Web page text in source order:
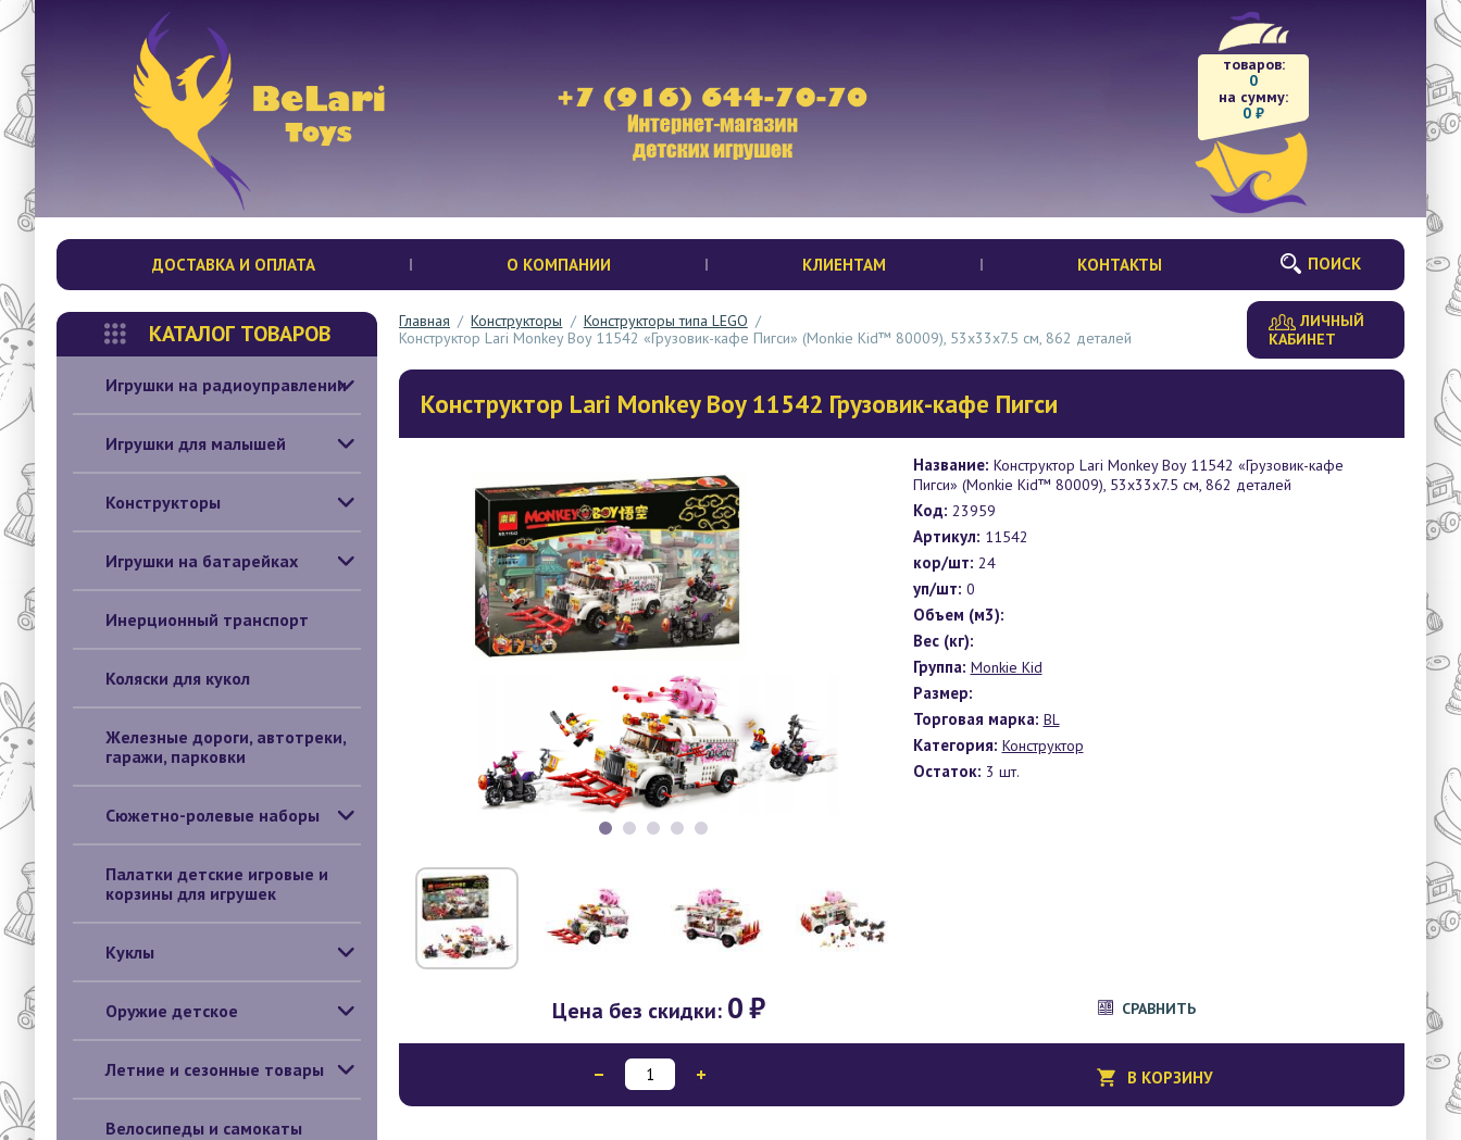
товаров:
0
на сумму:
0 ₽
ДОСТАВКА И ОПЛАТА О КОМПАНИИ КЛИЕНТАМ КОНТАКТЫ ПОИСК
КАТАЛОГ ТОВАРОВ
Игрушки на радиоуправлении
Игрушки для малышей
Конструкторы
Игрушки на батарейках
Инерционный транспорт
Коляски для кукол
Железные дороги, автотреки,
гаражи, парковки
Сюжетно-ролевые наборы
Палатки детские игровые и
корзины для игрушек
Куклы
Оружие детское
Летние и сезонные товары
Велосипеды и самокаты
Главная / Конструкторы / Конструкторы типа LEGO /
Конструктор Lari Monkey Boy 11542 «Грузовик-кафе Пигси» (Monkie Kid™ 80009), 53х33х7.5 см, 862 деталей
ЛИЧНЫЙ
КАБИНЕТ
Конструктор Lari Monkey Boy 11542 Грузовик-кафе Пигси
Название: Конструктор Lari Monkey Boy 11542 «Грузовик-кафе
Пигси» (Monkie Kid™ 80009), 53х33х7.5 см, 862 деталей
Код: 23959
Артикул: 11542
кор/шт: 24
уп/шт: 0
Объем (м3):
Вес (кг):
Группа: Monkie Kid
Размер:
Торговая марка: BL
Категория: Конструктор
Остаток: 3 шт.
Цена без скидки: 0₽ СРАВНИТЬ
В КОРЗИНУ